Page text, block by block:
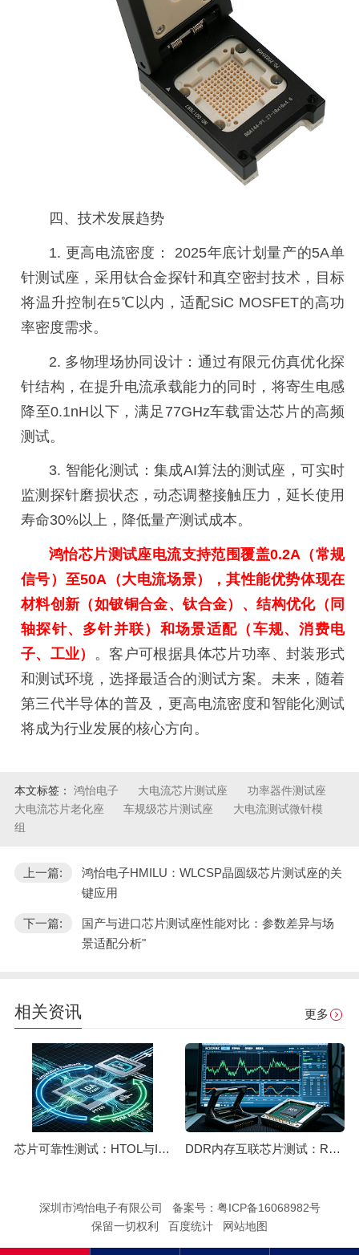
四、技术发展趋势
1. 更高电流密度：
2025年底计划量产的5A单
针测试座，采用钛合金探针和真空密封技术，目标
将温升控制在5℃以内，适配SiC MOSFET的高功
率密度需求。
2. 多物理场协同设计：通过有限元仿真优化探
针结构，在提升电流承载能力的同时，将寄生电感
降至0.1nH以下，满足77GHz车载雷达芯片的高频
测试。
3. 智能化测试：集成AI算法的测试座，可实时
监测探针磨损状态，动态调整接触压力，延长使用
寿命30%以上，降低量产测试成本。
鸿怡芯片测试座电流支持范围覆盖0.2A（常规
信号）至50A（大电流场景），其性能优势体现在
材料创新（如铍铜合金、钛合金）、结构优化（同
轴探针、多针并联）和场景适配（车规、消费电
子、工业） 。客户可根据具体芯片功率、封装形式
和测试环境，选择最适合的测试方案。未来，随着
第三代半导体的普及，更高电流密度和智能化测试
将成为行业发展的核心方向。
本文标签： 鸿怡电子 大电流芯片测试座
功率器件测试座
大电流芯片老化座
车规级芯片测试座
大电流测试微针模
组
上一篇:
鸿怡电子HMILU：WLCSP晶圆级芯片测试座的关
键应用
下一篇:
国产与进口芯片测试座性能对比：参数差异与场
景适配分析"
相关资讯 更多
芯片可靠性测试：HTOL与ITC独立温控，鸿怡电子芯片老化座工程师带您了解两种完全不同的老化测试方式 DDR内存互联芯片测试：RCD/DB与MRCD/MDB引脚参数及鸿怡电子芯片测试座工程应用
深圳市鸿怡电子有限公司 备案号： 粤ICP备16068982号
保留一切权利 百度统计 网站地图